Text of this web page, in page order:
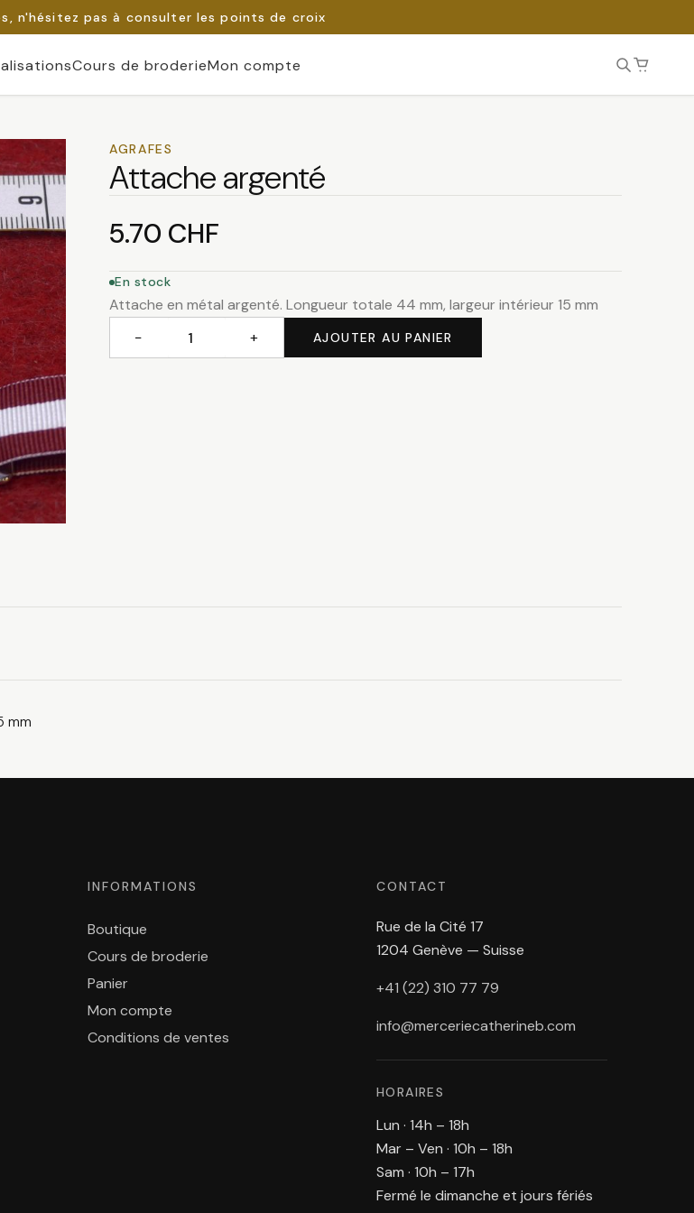
n'hésitez pas à consulter les points de croix
Cours de broderieMon compte
AGRAFES
Attache argenté
5.70 CHF
En stock
Attache en métal argenté. Longueur totale 44 mm, largeur intérieur 15 mm
− + AJOUTER AU PANIER
mm
INFORMATIONS
Boutique
Cours de broderie
Panier
Mon compte
Conditions de ventes
CONTACT
Rue de la Cité 17
1204 Genève — Suisse
+41 (22) 310 77 79
info@merceriecatherineb.com
HORAIRES
Lun · 14h – 18h
Mar – Ven · 10h – 18h
Sam · 10h – 17h
Fermé le dimanche et jours fériés